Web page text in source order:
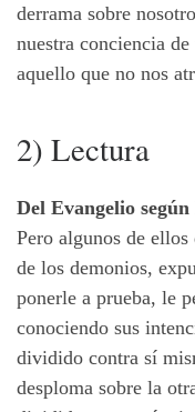
derrama sobre
nuestra conciencia
aquello que no nos
2) Lectura
Del Evangelio según
Pero algunos de
de los demonios,
ponerle a prueba, le
conociendo sus
dividido contra sí
desploma sobre la